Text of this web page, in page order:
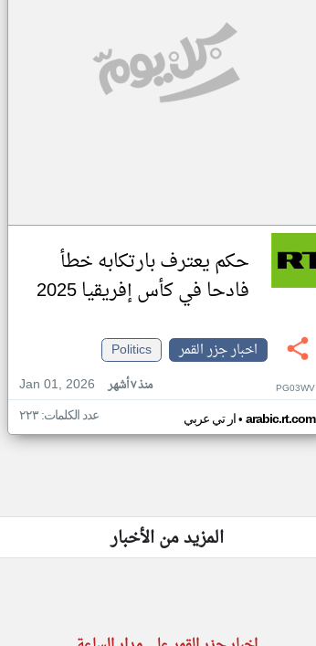
حكم يعترف بارتكابه خطأ
فادحا في كأس إفريقيا 2025
اخبار جزر القمر
Politics
Jan 01, 2026
منذ ٧ أشهر PG03WV
ار تي عربي• arabic.rt.com عدد الكلمات: ٢٢٣
المزيد من الأخبار